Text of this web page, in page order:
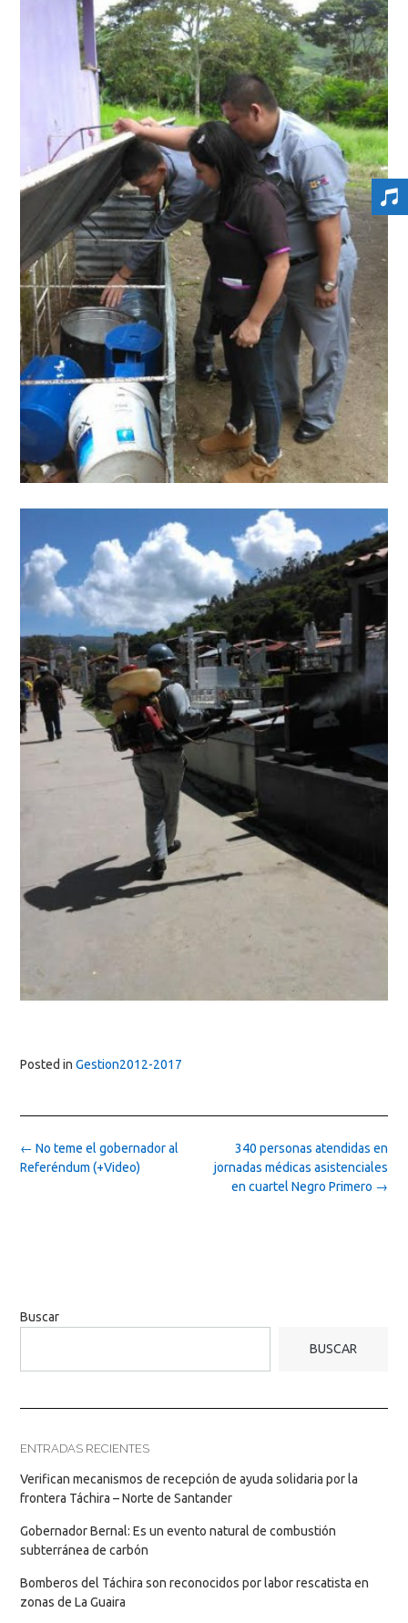
Posted in Gestion2012-2017
Post
navigation
340 personas atendidas en
jornadas médicas asistenciales
en cuartel Negro Primero →
← No teme el gobernador al
Referéndum (+Video)
Buscar
BUSCAR
ENTRADAS RECIENTES
Verifican mecanismos de recepción de ayuda solidaria por la
frontera Táchira – Norte de Santander
Gobernador Bernal: Es un evento natural de combustión
subterránea de carbón
Bomberos del Táchira son reconocidos por labor rescatista en
zonas de La Guaira